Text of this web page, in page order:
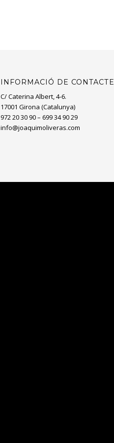
INFORMACIÓ DE CONTACTE
C/ Caterina Albert, 4-6.
17001 Girona (Catalunya)
972 20 30 90 – 699 34 90 29
info@joaquimoliveras.com